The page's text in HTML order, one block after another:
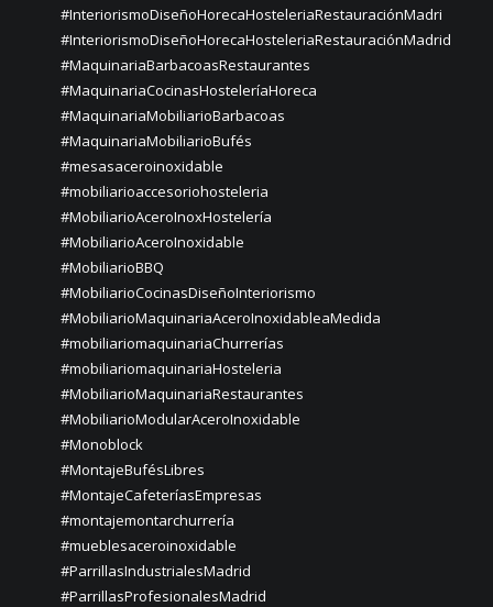
#InteriorismoDiseñoHorecaHosteleriaRestauraciónMadri
#InteriorismoDiseñoHorecaHosteleriaRestauraciónMadrid
#MaquinariaBarbacoasRestaurantes
#MaquinariaCocinasHosteleríaHoreca
#MaquinariaMobiliarioBarbacoas
#MaquinariaMobiliarioBufés
#mesasaceroinoxidable
#mobiliarioaccesoriohosteleria
#MobiliarioAceroInoxHostelería
#MobiliarioAceroInoxidable
#MobiliarioBBQ
#MobiliarioCocinasDiseñoInteriorismo
#MobiliarioMaquinariaAceroInoxidableaMedida
#mobiliariomaquinariaChurrerías
#mobiliariomaquinariaHosteleria
#MobiliarioMaquinariaRestaurantes
#MobiliarioModularAceroInoxidable
#Monoblock
#MontajeBufésLibres
#MontajeCafeteríasEmpresas
#montajemontarchurrería
#mueblesaceroinoxidable
#ParrillasIndustrialesMadrid
#ParrillasProfesionalesMadrid